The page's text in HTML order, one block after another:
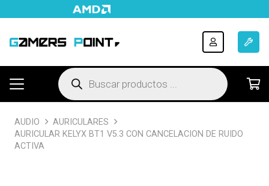
Búsqueda
de
productos
AUDIO
AURICULARES
AURICULAR KELYX BT1 V5.3 CON CANCELACION DE RUIDO
ACTIVA